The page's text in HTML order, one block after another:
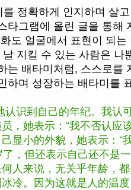
를 정확하게 인지하며 살
타그램에 올린 글을 통해
도 얼굴에서 표현이 되
지킬 수 있는 사람은 나
는 배타미처럼, 스스로
하며 성장하는 배타미를
认识到自己的年纪。我认
，她表示：“我不否认应
显小的外貌，她表示：“
，但还表示自己还不是
人来说，无关乎年龄，
冷。因为这就是人的温度